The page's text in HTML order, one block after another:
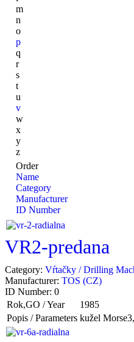
m
n
o
p
q
r
s
t
u
v
w
x
y
z
Order
Name
Category
Manufacturer
ID Number
VR2-predana
Category: Vŕtačky / Drilling
Manufacturer: TOS (CZ)
ID Number: 0
Rok,GO / Year
1985
Popis / Parameters kužel